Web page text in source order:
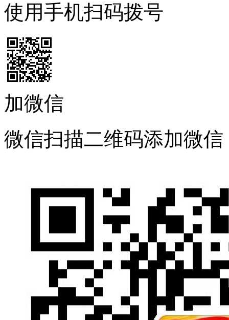
使用手机扫码拨号
加微信
微信扫描二维码添加微信